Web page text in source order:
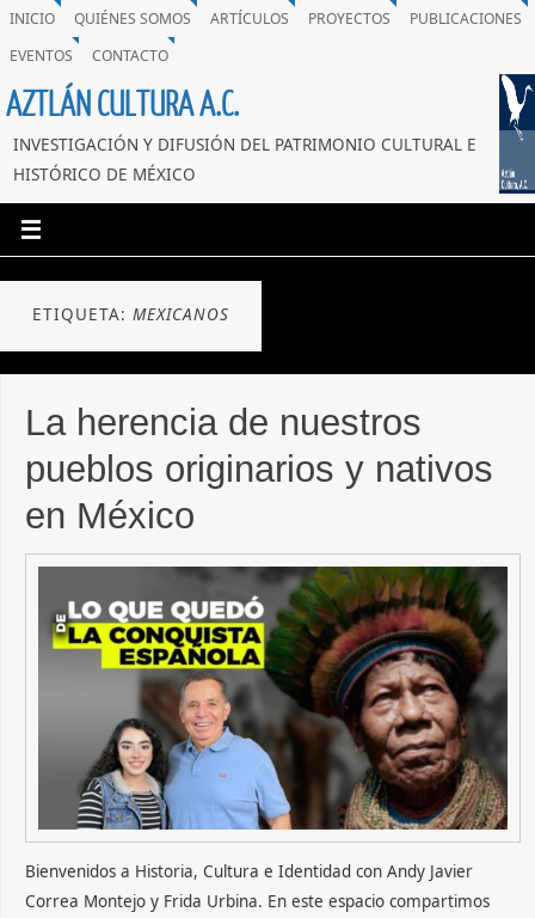
INICIO QUIÉNES SOMOS ARTÍCULOS PROYECTOS
PUBLICACIONES
EVENTOS
CONTACTO
AZTLÁN CULTURA A.C.
INVESTIGACIÓN Y DIFUSIÓN DEL PATRIMONIO CULTURAL E
HISTÓRICO DE MÉXICO
ETIQUETA: MEXICANOS
La herencia de nuestros
pueblos originarios y nativos
en México
Bienvenidos a Historia, Cultura e Identidad con Andy Javier
Correa Montejo y Frida Urbina. En este espacio compartimos